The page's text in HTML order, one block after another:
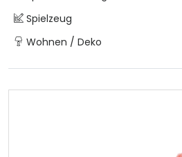
Spielzeug
Wohnen / Deko